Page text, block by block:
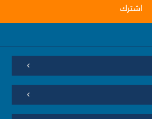
اشترك